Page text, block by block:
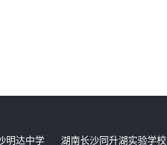
明达中学 湖南长沙同升湖实验学校